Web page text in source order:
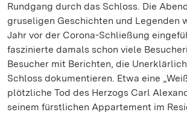
Rundgang durch das Schloss. Die
gruseligen Geschichten und Legenden
Jahr vor der Corona-Schließung
faszinierte damals schon viele
Besucher mit Berichten, die
Schloss dokumentieren. Etwa eine
plötzliche Tod des Herzogs Carl
seinem fürstlichen Appartement im